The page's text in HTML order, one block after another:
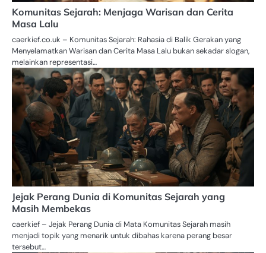
Komunitas Sejarah: Menjaga Warisan dan Cerita
Masa Lalu
caerkief.co.uk – Komunitas Sejarah: Rahasia di Balik Gerakan yang
Menyelamatkan Warisan dan Cerita Masa Lalu bukan sekadar slogan,
melainkan representasi…
Jejak Perang Dunia di Komunitas Sejarah yang
Masih Membekas
caerkief – Jejak Perang Dunia di Mata Komunitas Sejarah masih
menjadi topik yang menarik untuk dibahas karena perang besar
tersebut…